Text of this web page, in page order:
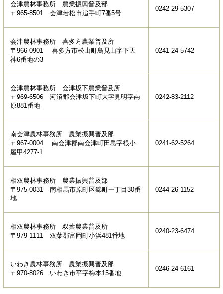
会津農林事務所 農業振興普及部
〒965-8501 会津若松市追手町7番5号
0242-29-5307
会津農林事務所 喜多方農業普及所
〒966-0901 喜多方市松山町鳥見山字下天
神6番地の3
0241-24-5742
会津農林事務所 会津坂下農業普及所
〒969-6506 河沼郡会津坂下町大字見明字南
原881番地
0242-83-2112
南会津農林事務所 農業振興普及部
〒967-0004 南会津郡南会津町田島字根小
屋甲4277-1
0241-62-5264
相双農林事務所 農業振興普及部
〒975-0031 南相馬市原町区錦町一丁目30番
地
0244-26-1152
相双農林事務所 双葉農業普及所
〒979-1111 双葉郡富岡町小浜481番地
0240-23-6474
いわき農林事務所 農業振興普及部
〒970-8026 いわき市平字梅本15番地
0246-24-6161